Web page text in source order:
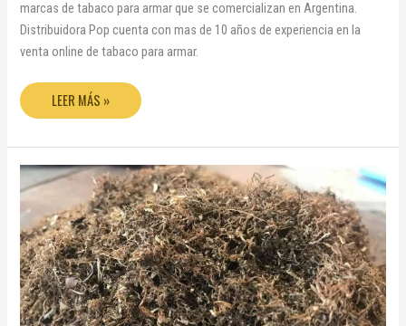
marcas de tabaco para armar que se comercializan en Argentina.
Distribuidora Pop cuenta con mas de 10 años de experiencia en la
venta online de tabaco para armar.
LEER MÁS »
TABACO
ARMAR